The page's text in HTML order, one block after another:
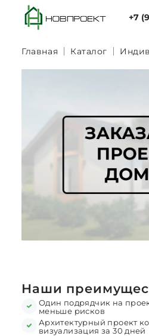
+7
Строительство
Проектирование
Главная Каталог
Наши
Один подрядчик на
меньше рисков
Архитектурный проект
визуализация за 30 дней